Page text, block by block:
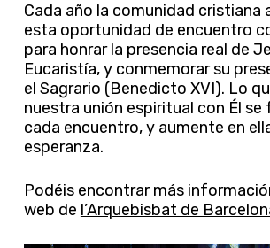
Cada año la comunidad cristiana
esta oportunidad de encuentro
para honrar la presencia real de
Eucaristía, y conmemorar su
el Sagrario (Benedicto XVI). Lo
nuestra unión espiritual con Él
cada encuentro, y aumente en
esperanza.
Podéis encontrar más
web de l’Arquebisbat de